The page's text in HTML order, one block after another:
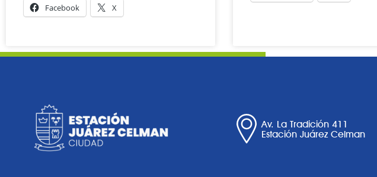
Facebook X
Av. La Tradición 411
Estación Juárez Celman